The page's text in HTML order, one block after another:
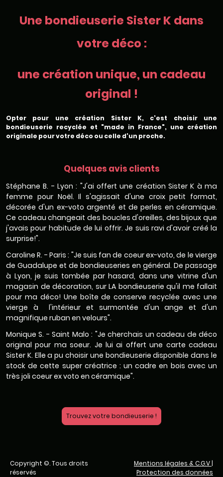
Une bondieuserie Sister K dans
votre déco :
une création unique, un cadeau
original !
Opter pour une création Sister K, c'est choisir une
bondieuserie recyclée et "made in France", une création
originale pour votre déco ou celle d'un proche.
Quelques avis clients
Stéphane B. - Lyon : "J'ai offert une création Sister K à ma
femme pour Noël. Il s'agissait d'une croix petit format,
décorée d'un ex-voto argenté et de perles en céramique.
Ce cadeau changeait des boucles d'oreilles, des bijoux que
j'avais pour habitude de lui offrir. Je suis ravi d'avoir créé la
surprise!".
Caroline R. - Paris : "Je suis fan de coeur ex-voto, de le vierge
de Guadalupe et de bondieuseries en général. De passage
à Lyon, je suis tombée par hasard, dans une vitrine d'un
magasin de décoration, sur LA bondieuserie qu'il me fallait
pour ma déco! Une boîte de conserve recyclée avec une
vierge à l'intérieur et surmontée d'un ange et d'un
magnifique ruban en velours".
Monique S. - Saint Malo : "Je cherchais un cadeau de déco
original pour ma soeur. Je lui ai offert une carte cadeau
Sister K. Elle a pu choisir une bondieuserie disponible dans le
stock de cette super créatrice : un cadre en bois avec un
très joli coeur ex voto en céramique".
Trouvez votre bondieuserie !
Copyright ©. Tous droits
réservés
Mentions légales & C.G.V |
Protection des données